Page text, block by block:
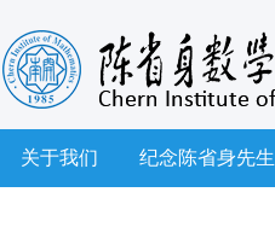
关于我们 纪念陈省身先生